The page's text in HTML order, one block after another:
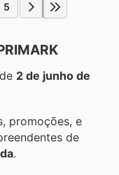
5
2 de junho de
promoções, e
de
.